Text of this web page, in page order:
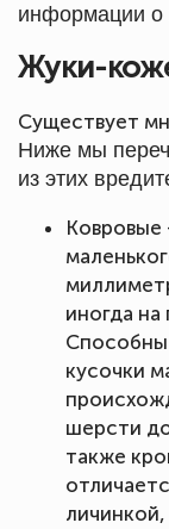
информации о
Жуки-
Существует
Ниже мы
из этих
Ковровые
иногда
Способны
кусочки
шерсти
также